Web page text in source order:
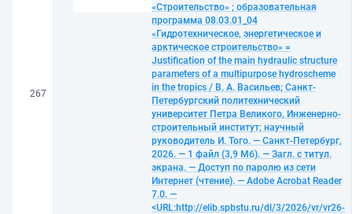
267
«Строительство» ; образовательная
программа 08.03.01_04
«Гидротехническое, энергетическое и
арктическое строительство» =
Justification of the main hydraulic structure
parameters of a multipurpose hydroscheme
in the tropics / В. А. Васильев; Санкт-
Петербургский политехнический
университет Петра Великого, Инженерно-
строительный институт; научный
руководитель И. Того. — Санкт-Петербург,
2026. — 1 файл (3,9 Мб). — Загл. с титул.
экрана. — Доступ по паролю из сети
Интернет (чтение). — Adobe Acrobat Reader
7.0. —
<URL:http://elib.spbstu.ru/dl/3/2026/vr/vr26-